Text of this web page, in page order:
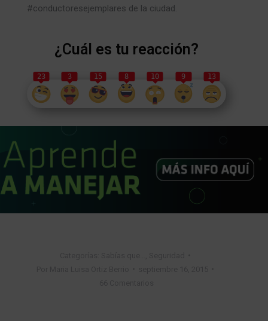
#conductoresejemplares de la ciudad.
¿Cuál es tu reacción?
23 3 15 8 10 9 13